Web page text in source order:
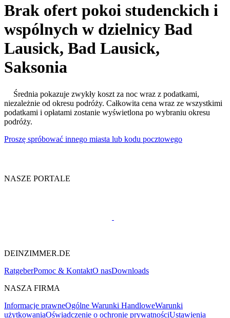
Brak ofert pokoi studenckich i
wspólnych w dzielnicy Bad
Lausick, Bad Lausick,
Saksonia
Średnia pokazuje zwykły koszt za noc wraz z podatkami,
niezależnie od okresu podróży. Całkowita cena wraz ze wszystkimi
podatkami i opłatami zostanie wyświetlona po wybraniu okresu
podróży.
Proszę spróbować innego miasta lub kodu pocztowego
NASZE PORTALE
DEINZIMMER.DE
RatgeberPomoc & KontaktO nasDownloads
NASZA FIRMA
Informacje prawneOgólne Warunki HandloweWarunki
użytkowaniaOświadczenie o ochronie prywatnościUstawienia